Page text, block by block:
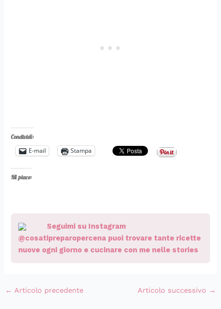
Condividi:
E-mail Stampa
Mi piace:
Seguimi su Instagram
@cosatipreparopercena puoi trovare tante ricette
nuove ogni giorno e cucinare con me nelle stories
← Articolo precedente Articolo successivo →